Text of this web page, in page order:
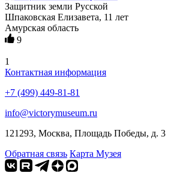
Защитник земли Русской
Шпаковская Елизавета, 11 лет
Амурская область
9
1
Контактная информация
+7 (499) 449-81-81
info@victorymuseum.ru
121293, Москва, Площадь Победы, д. 3
Обратная связь Карта Музея